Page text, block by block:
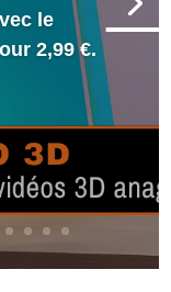
le
2,99 €.